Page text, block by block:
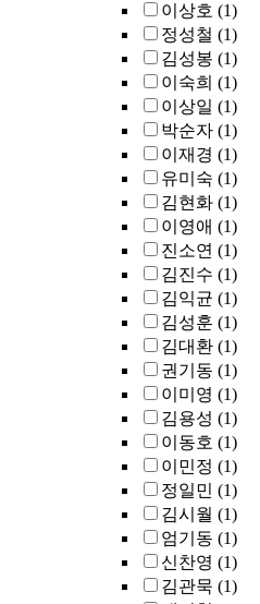
이상호 (1)
정성철 (1)
김성봉 (1)
이숙희 (1)
이상일 (1)
박순자 (1)
이재경 (1)
유미숙 (1)
김현화 (1)
이영애 (1)
진소연 (1)
김진수 (1)
김익균 (1)
김성훈 (1)
김대환 (1)
권기동 (1)
이미영 (1)
김용성 (1)
이동호 (1)
이민정 (1)
정일민 (1)
김시월 (1)
엄기동 (1)
신찬영 (1)
김관묵 (1)